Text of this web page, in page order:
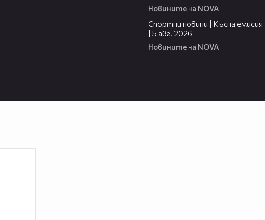
Новините на NOVA
Спортни новини | Късна емисия
| 5 авг. 2026
Новините на NOVA